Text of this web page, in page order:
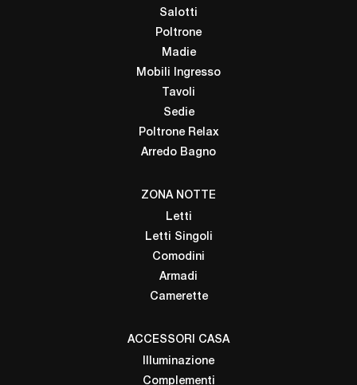
Salotti
Poltrone
Madie
Mobili Ingresso
Tavoli
Sedie
Poltrone Relax
Arredo Bagno
ZONA NOTTE
Letti
Letti Singoli
Comodini
Armadi
Camerette
ACCESSORI CASA
Illuminazione
Complementi